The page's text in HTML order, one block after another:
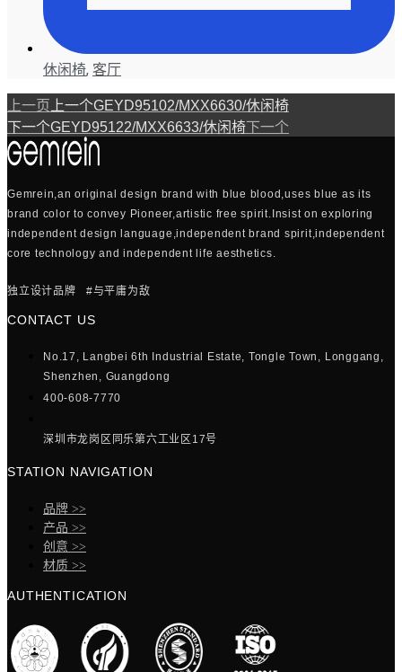
休闲椅, 客厅
上一页 上一个GEYD95102/MXX6630/休闲椅
下一个GEYD95122/MXX6633/休闲椅下一个
Gemrein,an original design brand with blue blood,uses blue as its
brand color to convey Pioneer,artistic free spirit.Insist on exploring
independent design language,independent brand spirit,independent
core technology and independent life aesthetics.
独立设计品牌 #与平庸为敌
CONTACT US
No.17, Langbei 6th Industrial Estate, Tongle Town, Longgang,
Shenzhen, Guangdong
400-608-7770
深圳市龙岗区同乐第六工业区17号
STATION NAVIGATION
品牌 >>
产品 >>
创意 >>
材质 >>
AUTHENTICATION